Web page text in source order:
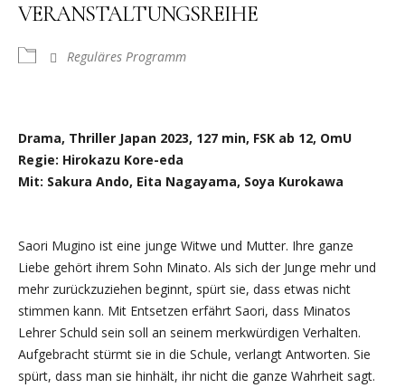
VERANSTALTUNGSREIHE
Reguläres Programm
Drama, Thriller Japan 2023, 127 min, FSK ab 12, OmU
Regie: Hirokazu Kore-eda
Mit: Sakura Ando, Eita Nagayama, Soya Kurokawa
Saori Mugino ist eine junge Witwe und Mutter. Ihre ganze
Liebe gehört ihrem Sohn Minato. Als sich der Junge mehr und
mehr zurückzuziehen beginnt, spürt sie, dass etwas nicht
stimmen kann. Mit Entsetzen erfährt Saori, dass Minatos
Lehrer Schuld sein soll an seinem merkwürdigen Verhalten.
Aufgebracht stürmt sie in die Schule, verlangt Antworten. Sie
spürt, dass man sie hinhält, ihr nicht die ganze Wahrheit sagt.